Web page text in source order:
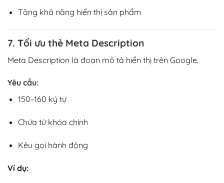
Tăng khả năng hiển thị sản phẩm
7. Tối ưu thẻ Meta Description
Meta Description là đoạn mô tả hiển thị trên Google.
Yêu cầu:
150–160 ký tự
Chứa từ khóa chính
Kêu gọi hành động
Ví dụ: